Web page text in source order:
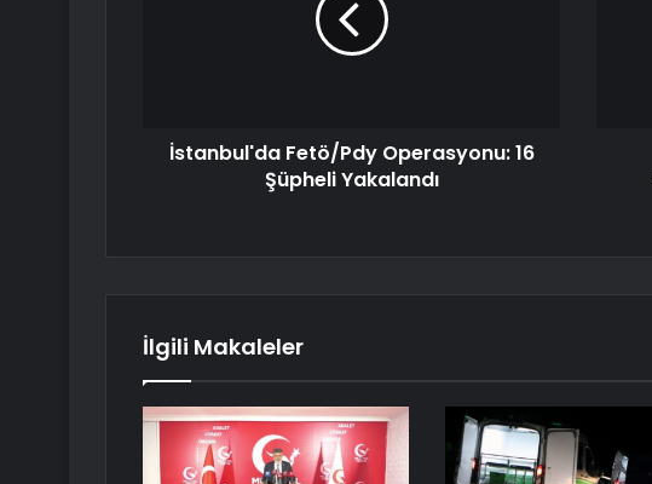
İstanbul'da Fetö/Pdy Operasyonu: 16
Şüpheli Yakalandı
İlgili Makaleler